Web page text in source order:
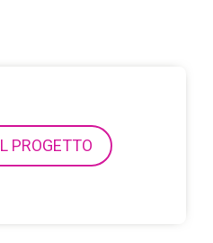
PROGETTO